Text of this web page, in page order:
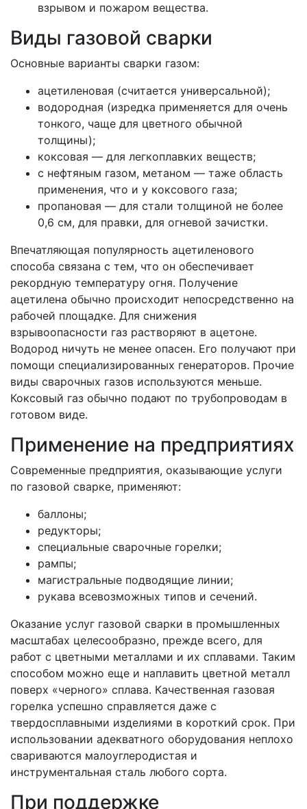
взрывом и пожаром вещества.
Виды газовой сварки
Основные варианты сварки газом:
ацетиленовая (считается универсальной);
водородная (изредка применяется для очень
тонкого, чаще для цветного обычной
толщины);
коксовая — для легкоплавких веществ;
с нефтяным газом, метаном — таже область
применения, что и у коксового газа;
пропановая — для стали толщиной не более
0,6 см, для правки, для огневой зачистки.
Впечатляющая популярность ацетиленового
способа связана с тем, что он обеспечивает
рекордную температуру огня. Получение
ацетилена обычно происходит непосредственно на
рабочей площадке. Для снижения
взрывоопасности газ растворяют в ацетоне.
Водород ничуть не менее опасен. Его получают при
помощи специализированных генераторов. Прочие
виды сварочных газов используются меньше.
Коксовый газ обычно подают по трубопроводам в
готовом виде.
Применение на предприятиях
Современные предприятия, оказывающие услуги
по газовой сварке, применяют:
баллоны;
редукторы;
специальные сварочные горелки;
рампы;
магистральные подводящие линии;
рукава всевозможных типов и сечений.
Оказание услуг газовой сварки в промышленных
масштабах целесообразно, прежде всего, для
работ с цветными металлами и их сплавами. Таким
способом можно еще и наплавить цветной металл
поверх «черного» сплава. Качественная газовая
горелка успешно справляется даже с
твердосплавными изделиями в короткий срок. При
использовании адекватного оборудования неплохо
свариваются малоуглеродистая и
инструментальная сталь любого сорта.
При поддержке